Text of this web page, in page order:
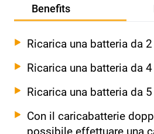
Benefits
Ricarica una batteria da
Ricarica una batteria da
Ricarica una batteria da
Con il caricabatterie
possibile effettuare una